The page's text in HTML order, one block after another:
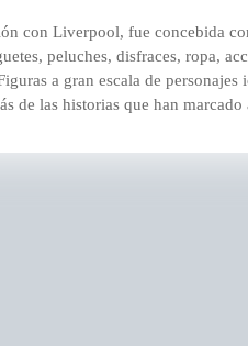
con Liverpool, fue concebida
peluches, disfraces, ropa,
a gran escala de
de las historias que han marcado